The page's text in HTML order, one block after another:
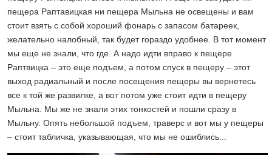
пещера Раптавицкая ни пещера Мыльна не освещены и вам
стоит взять с собой хороший фонарь с запасом батареек,
желательно налобный, так будет гораздо удобнее. В тот момент
мы еще не знали, что где. А надо идти вправо к пещере
Раптвицка – это еще подъем, а потом спуск в пещеру – этот
выход радиальный и после посещения пещеры вы вернетесь
все к той же развилке, а вот потом уже стоит идти в пещеру
Мыльна. Мы же не знали этих тонкостей и пошли сразу в
Мыльну. Опять небольшой подъем, траверс и вот мы у пещеры
– стоит табличка, указывающая, что мы не ошиблись...